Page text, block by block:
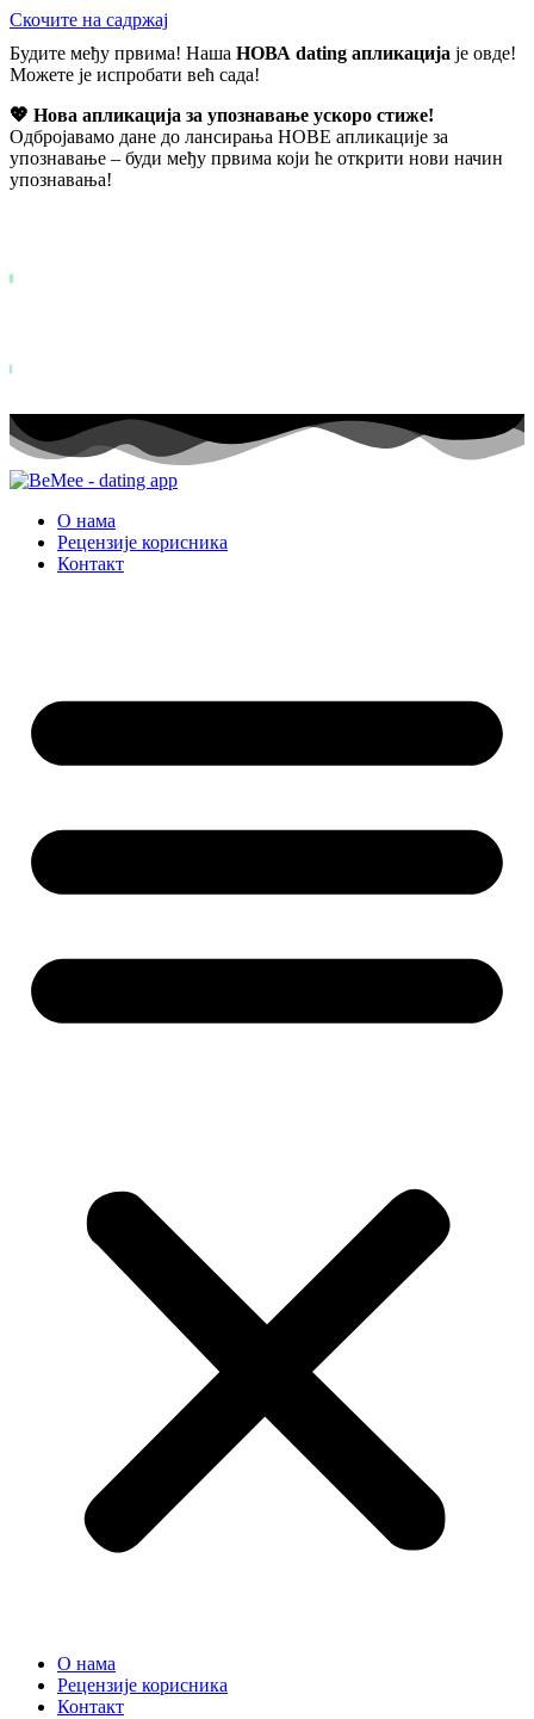
Скочите на садржај
Будите међу првима! Наша НОВА dating апликација је овде!
Можете је испробати већ сада!
💖 Нова апликација за упознавање ускоро стиже!
Одбројавамо дане до лансирања НОВЕ апликације за
упознавање – буди међу првима који ће открити нови начин
упознавања!
О нама
Рецензије корисника
Контакт
О нама
Рецензије корисника
Контакт